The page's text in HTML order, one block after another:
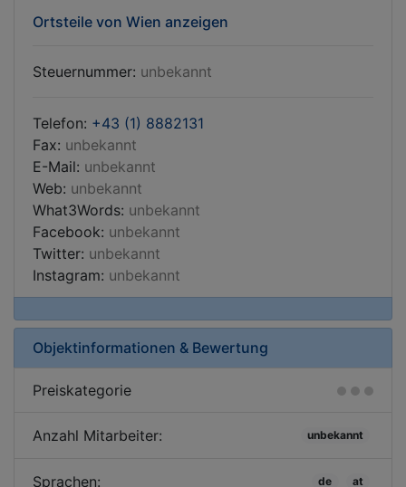
Ortsteile von Wien anzeigen
Steuernummer: unbekannt
Telefon: +43 (1) 8882131
Fax: unbekannt
E-Mail: unbekannt
Web: unbekannt
What3Words: unbekannt
Facebook: unbekannt
Twitter: unbekannt
Instagram: unbekannt
Objektinformationen & Bewertung
Preiskategorie
Anzahl Mitarbeiter: unbekannt
Sprachen: de at